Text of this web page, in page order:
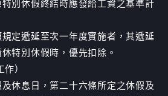
別休假終結時應發給工資之基準計
定遞延至次一年度實施者，其遞延
特別休假時，優先扣除。
）
休息日，第二十六條所定之休假及